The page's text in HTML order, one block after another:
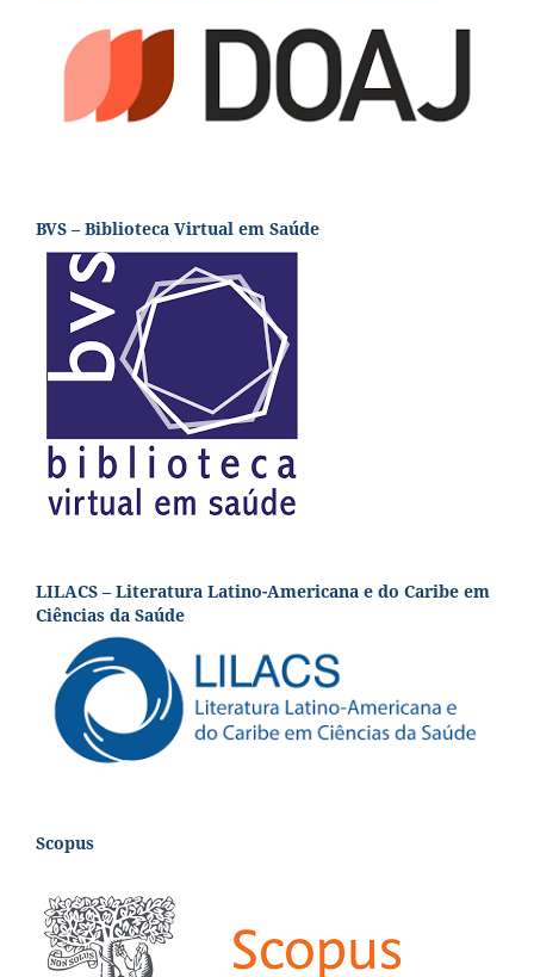
BVS – Biblioteca Virtual em Saúde
LILACS – Literatura Latino-Americana e do Caribe em
Ciências da Saúde
Scopus